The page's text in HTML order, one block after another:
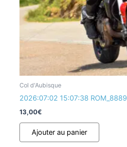
Col d'Aubisque
2026:07:02 15:07:38 ROM_8889
13,00€
Ajouter au panier